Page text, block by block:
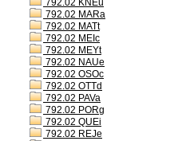
792.02 KNEu
792.02 MARa
792.02 MATt
792.02 MEIc
792.02 MEYt
792.02 NAUe
792.02 OSOc
792.02 OTTd
792.02 PAVa
792.02 PORg
792.02 QUEi
792.02 REJe